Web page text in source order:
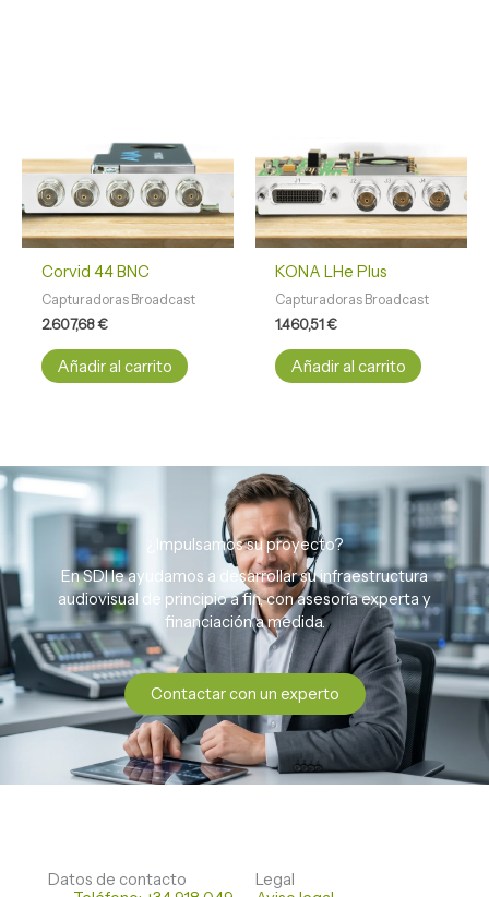
Corvid 44 BNC
Capturadoras Broadcast
2.607,68€
Añadir al carrito
KONA LHe Plus
Capturadoras Broadcast
1.460,51€
Añadir al carrito
¿Impulsamos su proyecto?
En SDI le ayudamos a desarrollar su infraestructura
audiovisual de principio a fin, con asesoría experta y
financiación a medida.
Contactar con un experto
Datos de contacto
Legal